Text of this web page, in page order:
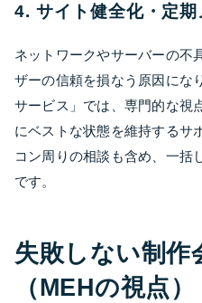
4. サイト健全化・定
ネットワークやサーバーの不
ザーの信頼を損なう原因にな
サービス」では、専門的な視
にベストな状態を維持するサ
コン周りの相談も含め、一括
です。
失敗しない制作
（MEHの視点）